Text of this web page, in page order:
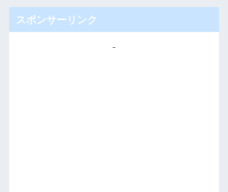
スポンサーリンク